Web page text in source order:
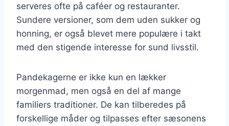
serveres ofte på caféer og restauranter.
Sundere versioner, som dem uden sukker og
honning, er også blevet mere populære i takt
med den stigende interesse for sund livsstil.
Pandekagerne er ikke kun en lækker
morgenmad, men også en del af mange
familiers traditioner. De kan tilberedes på
forskellige måder og tilpasses efter sæsonens